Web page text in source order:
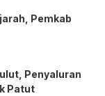
Pemkab
Penyaluran
Patut